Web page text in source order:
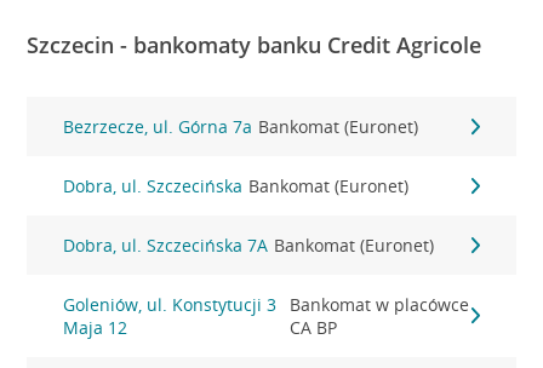
Szczecin - bankomaty banku Credit Agricole
Bezrzecze, ul. Górna 7a Bankomat (Euronet)
Dobra, ul. Szczecińska Bankomat (Euronet)
Dobra, ul. Szczecińska 7A Bankomat (Euronet)
Goleniów, ul. Konstytucji 3
Maja 12
Bankomat w placówce
CA BP